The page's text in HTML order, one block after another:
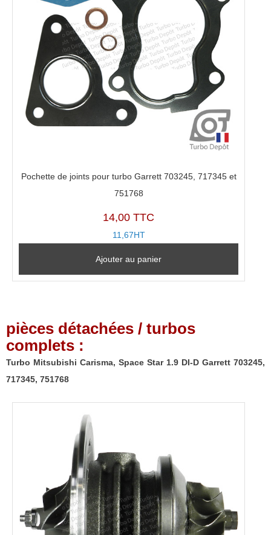
Pochette de joints pour turbo Garrett 703245, 717345 et
751768
14,00 TTC
11,67HT
Ajouter au panier
pièces détachées / turbos
complets :
Turbo Mitsubishi Carisma, Space Star 1.9 DI-D Garrett 703245,
717345, 751768